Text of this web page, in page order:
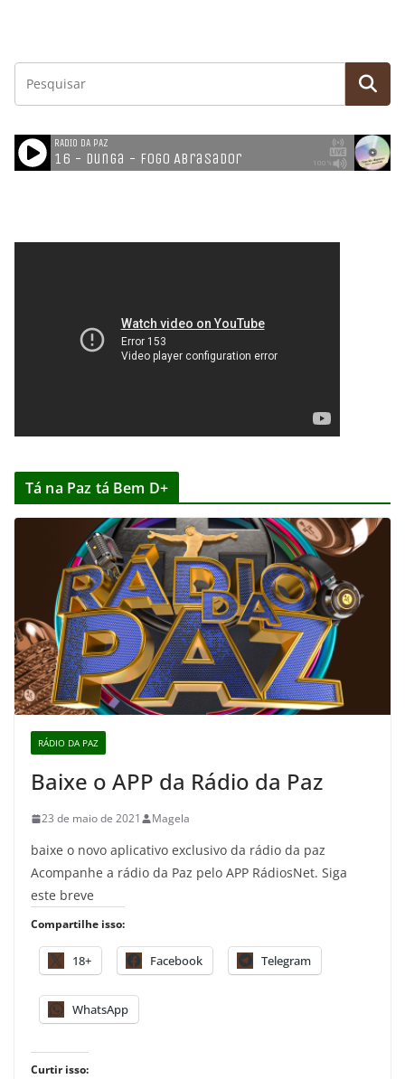
Tá na Paz tá Bem D+
RÁDIO DA PAZ
Baixe o APP da Rádio da Paz
23 de maio de 2021 Magela
baixe o novo aplicativo exclusivo da rádio da paz
Acompanhe a rádio da Paz pelo APP RádiosNet. Siga
este breve
Compartilhe isso:
18+ Facebook Telegram
WhatsApp
Curtir isso: